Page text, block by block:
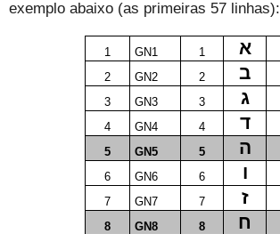
exemplo abaixo (as primeiras 57 linhas):
1 GN1 1 א
2
GN2 2 ב
3
GN3 3 ג
4
GN4 4 ד
5
GN5 5 ה
6
GN6 6 ו
7
GN7 7 ז
8
GN8 8 ח